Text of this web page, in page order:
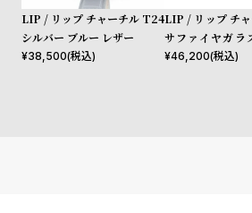
P
e
o
LIP / リップ チャーチル T24
シルバー ブルー レザー
¥38,500(税込)
LIP / リップ チ
サファイヤガラ
ネイビー レザー
¥46,200(税込)